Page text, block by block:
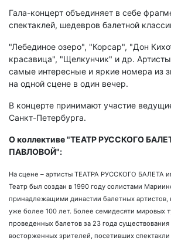
Гала-концерт объединяет в себе
спектаклей, шедевров балетной
"Лебединое озеро", "Корсар", "Дон
красавица", "Щелкунчик" и др.
самые интересные и яркие номера из
на одной сцене в один вечер.
В концерте принимают участие
Санкт-Петербурга.
О коллективе "ТЕАТР РУССКОГО
ПАВЛОВОЙ":
На сцене – артисты ТЕАТРА РУССКОГО
Театр был создан в 1990 году солистами
принадлежащими династии балетных артистов,
уже более 100 лет. Более семидесяти мировых
проведенных балетов за 23 года
восторженных зрителей, посетивших